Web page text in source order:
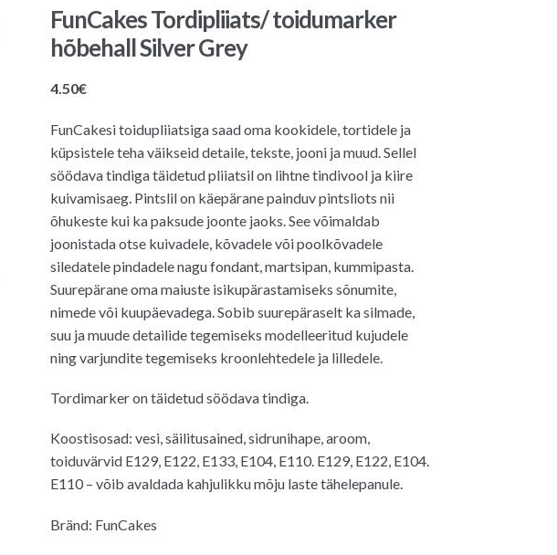
FunCakes Tordipliiats/ toidumarker
hõbehall Silver Grey
4.50€
FunCakesi toidupliiatsiga saad oma kookidele, tortidele ja
küpsistele teha väikseid detaile, tekste, jooni ja muud. Sellel
söödava tindiga täidetud pliiatsil on lihtne tindivool ja kiire
kuivamisaeg. Pintslil on käepärane painduv pintsliots nii
õhukeste kui ka paksude joonte jaoks. See võimaldab
joonistada otse kuivadele, kõvadele või poolkõvadele
siledatele pindadele nagu fondant, martsipan, kummipasta.
Suurepärane oma maiuste isikupärastamiseks sõnumite,
nimede või kuupäevadega. Sobib suurepäraselt ka silmade,
suu ja muude detailide tegemiseks modelleeritud kujudele
ning varjundite tegemiseks kroonlehtedele ja lilledele.
Tordimarker on täidetud söödava tindiga.
Koostisosad: vesi, säilitusained, sidrunihape, aroom,
toiduvärvid E129, E122, E133, E104, E110. E129, E122, E104.
E110 – võib avaldada kahjulikku mõju laste tähelepanule.
Bränd: FunCakes